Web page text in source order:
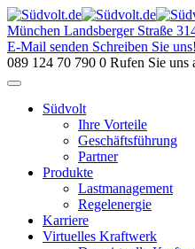
Skip
to
content
München Landsberger Straße
E-Mail senden Schreiben Sie uns!
089 124 70 790 0 Rufen Sie uns
Südvolt
Ihre Vorteile
Geschäftsführung
Partner
Produkte
Lastmanagement
Regelenergie
Karriere
Virtuelles Kraftwerk